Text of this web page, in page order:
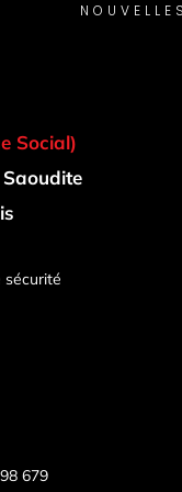
Social)
sécurité
679